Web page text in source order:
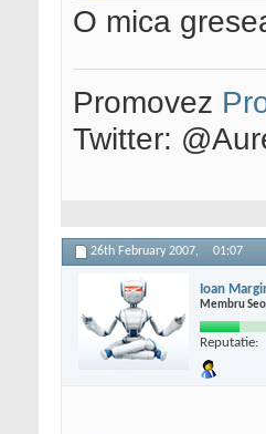
O mica
Promovez
Twitter:
26th February 2007, 01:07
Ioan
Membru
Reputatie: